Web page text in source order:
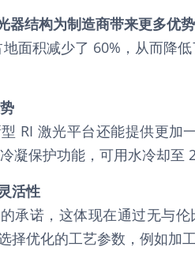
器结构为制造商带来更多优势
面积减少了 60%，从而降
RI 激光平台还能提供更
凝保护功能，可用水冷却至
活性
承诺，这体现在通过无与
择优化的工艺参数，例如加